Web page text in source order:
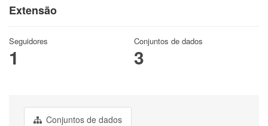
Extensão
Seguidores
1
Conjuntos de dados
3
Conjuntos de dados